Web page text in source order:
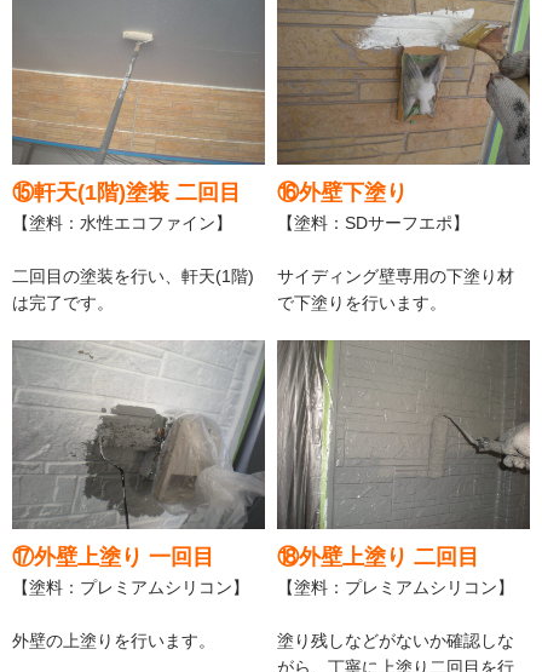
⑮軒天(1階)塗装 二回目
【塗料：水性エコファイン】
二回目の塗装を行い、軒天(1階)
は完了です。
⑯外壁下塗り
【塗料：SDサーフエポ】
サイディング壁専用の下塗り材
で下塗りを行います。
⑰外壁上塗り 一回目
【塗料：プレミアムシリコン】
外壁の上塗りを行います。
⑱外壁上塗り 二回目
【塗料：プレミアムシリコン】
塗り残しなどがないか確認しな
がら、丁寧に上塗り二回目を行